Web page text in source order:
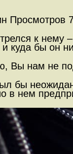
Просмотров
к нему
и куда бы он
нам не
бы
в нем